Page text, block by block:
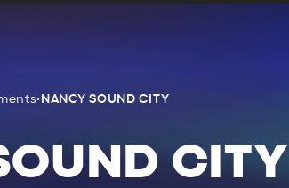
• NANCY SOUND CITY
CITY